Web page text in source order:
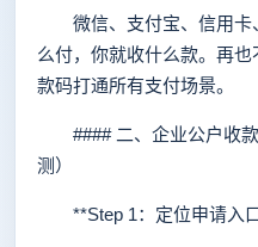
微信、支付宝、信用卡
么付，你就收什么款。再
款码打通所有支付场景。
#### 二、企业公户收款
测）
**Step 1：定位申请入